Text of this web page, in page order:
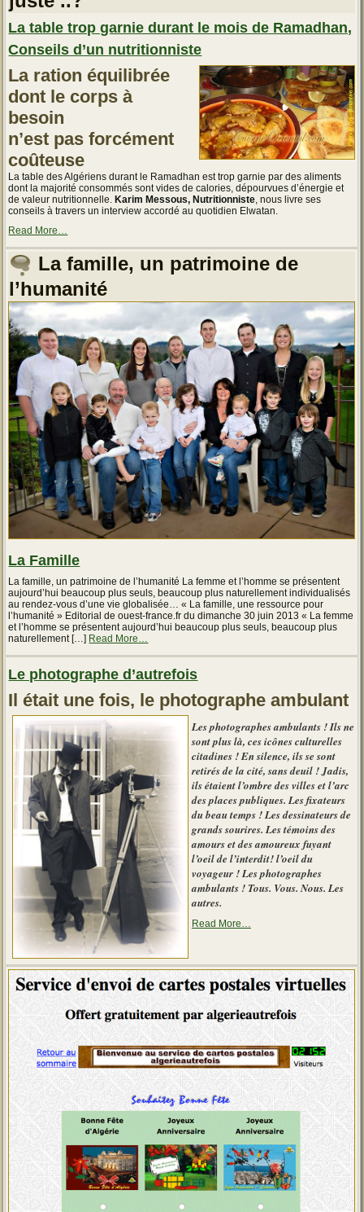
épiderme »
La table trop garnie durant le mois de Ramadhan,
Conseils d’un nutritionniste
La ration équilibrée
dont le corps à
besoin
n’est pas forcément
coûteuse
La table des Algériens durant le Ramadhan est trop garnie par des aliments
dont la majorité consommés sont vides de calories, dépourvues d’énergie et
de valeur nutritionnelle.Karim Messous, Nutritionniste, nous livre ses
conseils à travers un interview accordé au quotidien Elwatan.
Read More
table
trop
durant
le
mois
de
Ramadhan,
Conseils
d’un
nutritionniste »
…
La famille, un patrimoine de
l’humanité
La Famille
La famille, un patrimoine de l’humanité La femme et l’homme se présentent
aujourd’hui beaucoup plus seuls, beaucoup plus naturellement individualisés
au rendez-vous d’une vie globalisée… « La famille, une ressource pour
l’humanité » Editorial de ouest-france.fr du dimanche 30 juin 2013 « La femme
et l’homme se présentent aujourd’hui beaucoup plus seuls, beaucoup plus
naturellement […] Read More
canicule
en
Algérie:
Les
bons
gestes
retenir »
…
Le photographe d’autrefois
Il était une fois, le photographe ambulant
Les photographes ambulants ! Ils ne
sont plus là, ces icônes culturelles
citadines ! En silence, ils se sont
retirés de la cité, sans deuil ! Jadis,
ils étaient l’ombre des villes et l’arc
des places publiques. Les fixateurs
du beau temps ! Les dessinateurs de
grands sourires. Les témoins des
amours et des amoureux fuyant
l’oeil de l’interdit! l’oeil du
voyageur ! Les photographes
ambulants ! Tous. Vous. Nous. Les
autres.
Read Moreabout
…